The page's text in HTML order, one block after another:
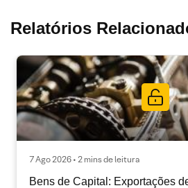
Relatórios
7 Ago 2026 • 2 mins de leitura
Bens de Capital: Exportações